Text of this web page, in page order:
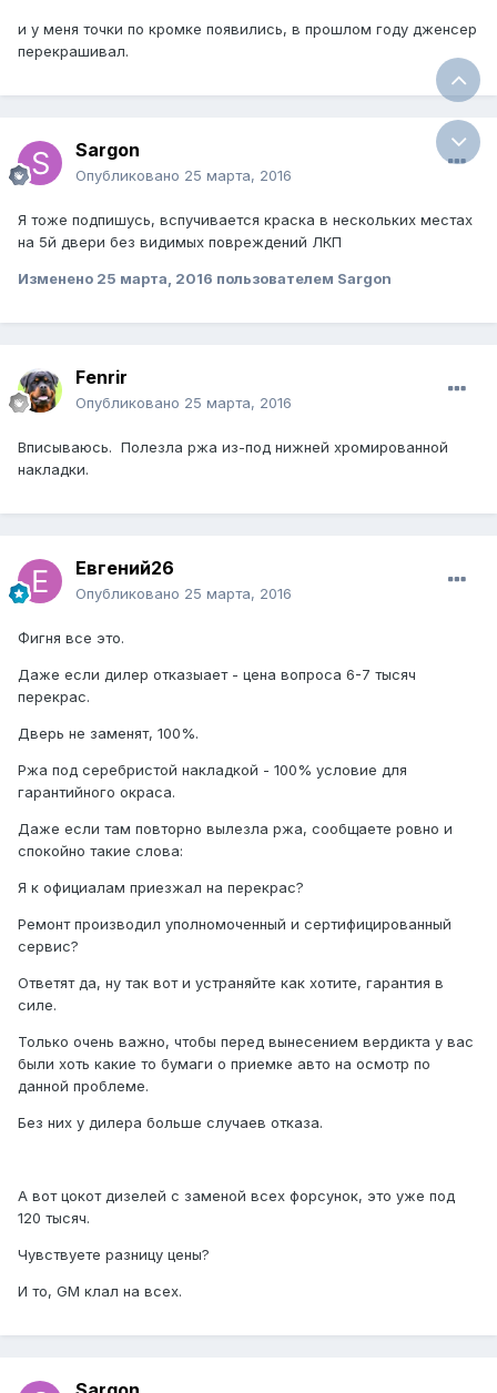
и у меня точки по кромке появились, в прошлом году дженсер
перекрашивал.
Sargon
Опубликовано 25 марта, 2016
Я тоже подпишусь, вспучивается краска в нескольких местах
на 5й двери без видимых повреждений ЛКП
Изменено 25 марта, 2016 пользователем Sargon
Fenrir
Опубликовано 25 марта, 2016
Вписываюсь. Полезла ржа из-под нижней хромированной
накладки.
Евгений26
Опубликовано 25 марта, 2016
Фигня все это.
Даже если дилер отказыает - цена вопроса 6-7 тысяч
перекрас.
Дверь не заменят, 100%.
Ржа под серебристой накладкой - 100% условие для
гарантийного окраса.
Даже если там повторно вылезла ржа, сообщаете ровно и
спокойно такие слова:
Я к официалам приезжал на перекрас?
Ремонт производил уполномоченный и сертифицированный
сервис?
Ответят да, ну так вот и устраняйте как хотите, гарантия в
силе.
Только очень важно, чтобы перед вынесением вердикта у вас
были хоть какие то бумаги о приемке авто на осмотр по
данной проблеме.
Без них у дилера больше случаев отказа.
А вот цокот дизелей с заменой всех форсунок, это уже под
120 тысяч.
Чувствуете разницу цены?
И то, GM клал на всех.